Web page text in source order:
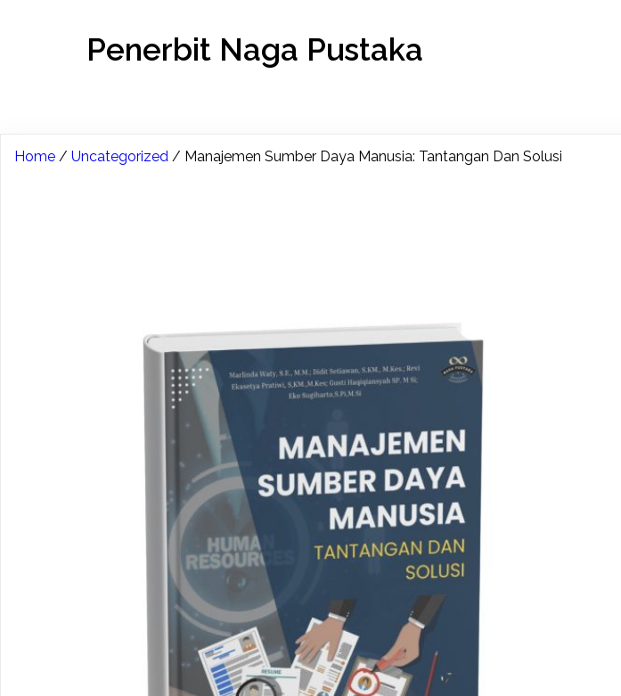
Penerbit Naga Pustaka
Home / Uncategorized / Manajemen Sumber Daya Manusia: Tantangan Dan Solusi